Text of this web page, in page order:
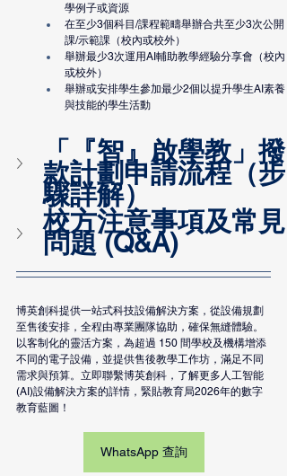
學例子或資源
在至少3個科目/課程範疇舉辦合共至少3次公開
課/示範課（校內或校外）
舉辦最少3次運用AI輔助教學經驗分享會（校內
或校外）
舉辦或安排學生參加最少2個以提升學生AI素養
與技能的學生活動
「『智』啟學教」撥
款計劃申請流程（步
驟詳解）
校方注意事項及常見
問題 (Q&A)
博英創科提供一站式科技設備解決方案，從設備規劃
至售後安排 ，全程由專業團隊協助，確保無縫體驗。
以客制化的靈活方案，為超過 150 間學校及機構增添
不同的電子設備，並提供售後教學工作坊，滿足不同
需求與預算。立即聯繫博英創科，了解更多人工智能
(AI)設備解決方案的詳情，緊貼教育局2026年的數字
教育藍圖！
WhatsApp 查詢